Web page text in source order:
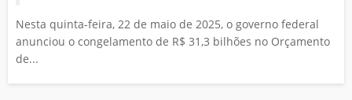
Nesta quinta-feira, 22 de maio de 2025, o governo federal
anunciou o congelamento de R$ 31,3 bilhões no Orçamento
de...